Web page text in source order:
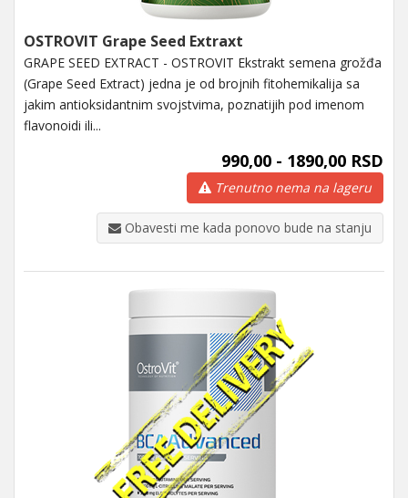
OSTROVIT Grape Seed Extraxt
GRAPE SEED EXTRACT - OSTROVIT Ekstrakt semena grožđa
(Grape Seed Extract) jedna je od brojnih fitohemikalija sa
jakim antioksidantnim svojstvima, poznatijih pod imenom
flavonoidi ili...
990,00 - 1890,00 RSD
Trenutno nema na lageru
Obavesti me kada ponovo bude na stanju